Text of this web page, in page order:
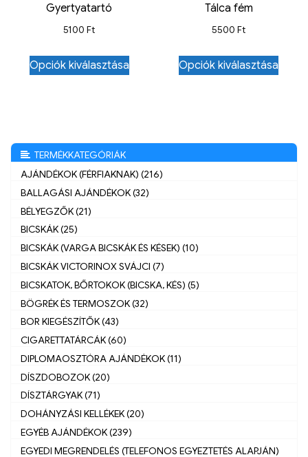
Gyertyatartó
5100Ft
Opciók kiválasztása
Tálca fém
5500Ft
Opciók kiválasztása
TERMÉKKATEGÓRIÁK
AJÁNDÉKOK (FÉRFIAKNAK) (216)
BALLAGÁSI AJÁNDÉKOK (32)
BÉLYEGZŐK (21)
BICSKÁK (25)
BICSKÁK (VARGA BICSKÁK ÉS KÉSEK) (10)
BICSKÁK VICTORINOX SVÁJCI (7)
BICSKATOK, BŐRTOKOK (BICSKA, KÉS) (5)
BÖGRÉK ÉS TERMOSZOK (32)
BOR KIEGÉSZÍTŐK (43)
CIGARETTATÁRCÁK (60)
DIPLOMAOSZTÓRA AJÁNDÉKOK (11)
DÍSZDOBOZOK (20)
DÍSZTÁRGYAK (71)
DOHÁNYZÁSI KELLÉKEK (20)
EGYÉB AJÁNDÉKOK (239)
EGYEDI MEGRENDELÉS (TELEFONOS EGYEZTETÉS ALAPJÁN)